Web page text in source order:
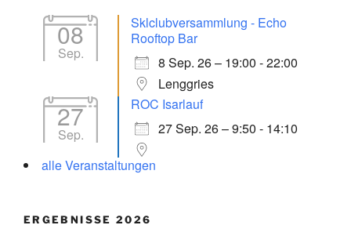
08
Sep.
Sklclubversammlung - Echo
Rooftop Bar
8 Sep. 26 – 19:00 - 22:00
Lenggries
27
Sep.
ROC Isarlauf
27 Sep. 26 – 9:50 - 14:10
alle Veranstaltungen
ERGEBNISSE 2026